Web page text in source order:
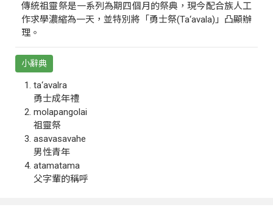
傳統祖靈祭是一系列為期四個月的祭典，現今配合族人工
作求學濃縮為一天，並特別將「勇士祭(Ta‘avala)」凸顯辦
理。
小辭典
ta‘avalra
勇士成年禮
molapangolai
祖靈祭
asavasavahe
男性青年
atamatama
父字輩的稱呼